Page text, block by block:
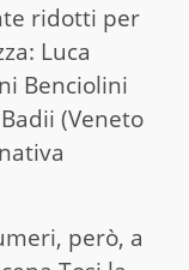
ridotti per
Luca
Benciolini
(Veneto
però, a